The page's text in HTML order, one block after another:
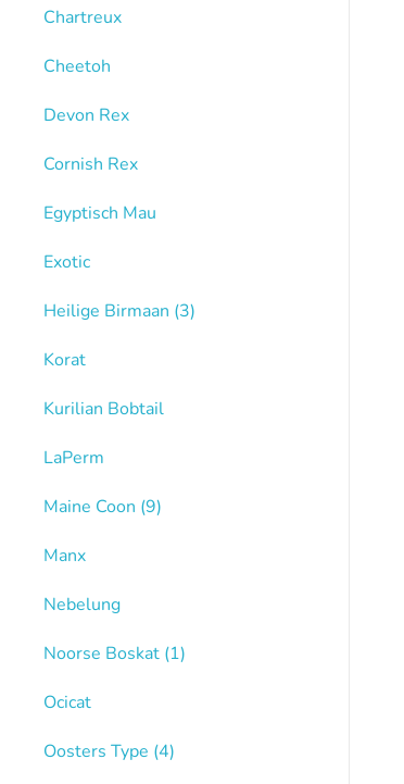
Chartreux
Cheetoh
Devon Rex
Cornish Rex
Egyptisch Mau
Exotic
Heilige Birmaan (3)
Korat
Kurilian Bobtail
LaPerm
Maine Coon (9)
Manx
Nebelung
Noorse Boskat (1)
Ocicat
Oosters Type (4)